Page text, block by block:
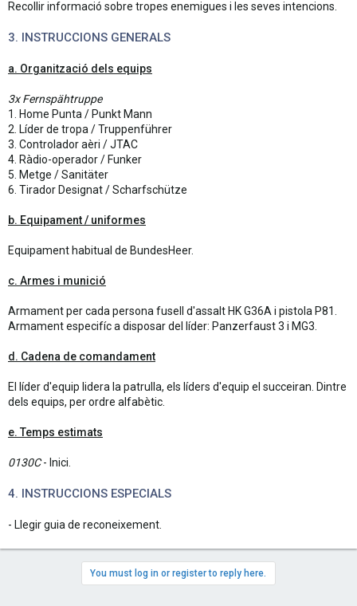
Recollir informació sobre tropes enemigues i les seves intencions.
3. INSTRUCCIONS GENERALS
a. Organització dels equips
3x Fernspähtruppe
1. Home Punta / Punkt Mann
2. Líder de tropa / Truppenführer
3. Controlador aèri / JTAC
4. Ràdio-operador / Funker
5. Metge / Sanitäter
6. Tirador Designat / Scharfschütze
b. Equipament / uniformes
Equipament habitual de BundesHeer.
c. Armes i munició
Armament per cada persona fusell d'assalt HK G36A i pistola P81.
Armament especifíc a disposar del líder: Panzerfaust 3 i MG3.
d. Cadena de comandament
El líder d'equip lidera la patrulla, els líders d'equip el succeiran. Dintre
dels equips, per ordre alfabètic.
e. Temps estimats
0130C- Inici.
4. INSTRUCCIONS ESPECIALS
- Llegir guia de reconeixement.
You must log in or register to reply here.